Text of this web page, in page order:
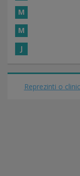
M
M
J
Reprezinti o